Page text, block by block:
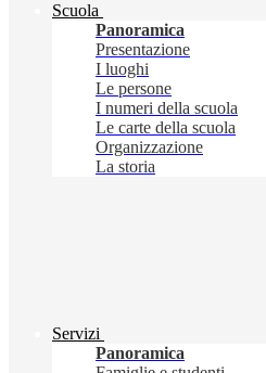
Scuola
Panoramica
Presentazione
I luoghi
Le persone
I numeri della scuola
Le carte della scuola
Organizzazione
La storia
Servizi
Panoramica